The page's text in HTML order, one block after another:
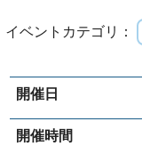
イベントカテゴリ：
開催日
開催時間